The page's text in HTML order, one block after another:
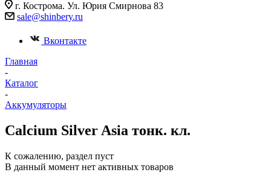
г. Кострома. Ул. Юрия Смирнова 83
sale@shinbery.ru
Вконтакте
Главная
-
Каталог
-
Аккумуляторы
Calcium Silver Asia тонк. кл.
К сожалению, раздел пуст
В данный момент нет активных товаров